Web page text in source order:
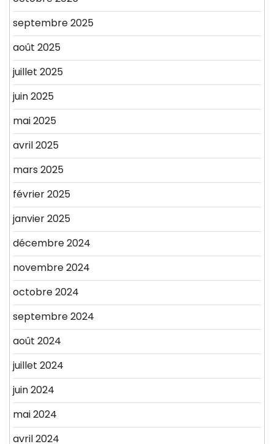
septembre 2025
août 2025
juillet 2025
juin 2025
mai 2025
avril 2025
mars 2025
février 2025
janvier 2025
décembre 2024
novembre 2024
octobre 2024
septembre 2024
août 2024
juillet 2024
juin 2024
mai 2024
avril 2024